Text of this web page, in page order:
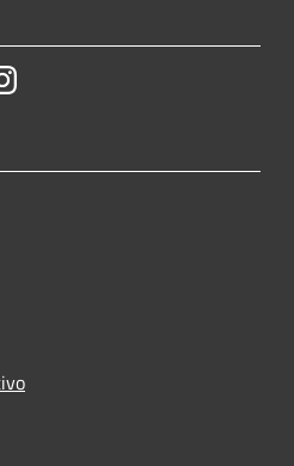
Instagram